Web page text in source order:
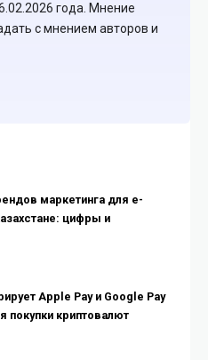
года. Мнение
с мнением авторов и
маркетинга для e-
цифры и
и Google Pay
покупки криптовалют